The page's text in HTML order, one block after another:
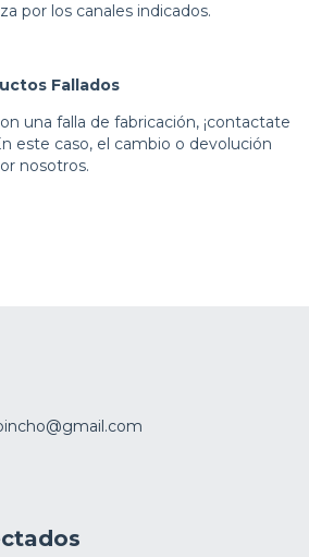
por los canales indicados.
Fallados
una falla de fabricación, ¡contactate
este caso, el cambio o devolución
nosotros.